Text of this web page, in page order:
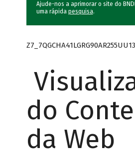
Ajude-nos a aprimorar o site do
uma rápida pesquisa.
do
da Web